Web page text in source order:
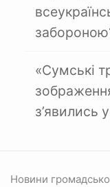
«Сумські
з’явились
Новини